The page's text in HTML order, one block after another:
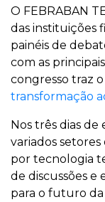
O FEBRABAN
das instituições
painéis de
com as
congresso traz
transformação
Nos três dias de
variados
por tecnologia
de discussões e
para o futuro